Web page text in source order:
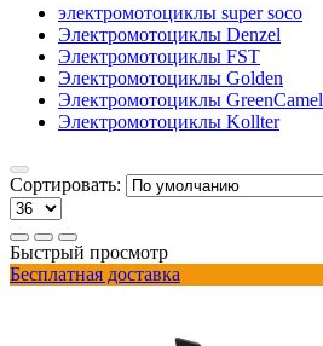
электромотоциклы super soco
Электромотоциклы Denzel
Электромотоциклы FST
Электромотоциклы Golden
Электромотоциклы GreenCamel
Электромотоциклы Kollter
Сортировать:
Быстрый просмотр
Бесплатная доставка